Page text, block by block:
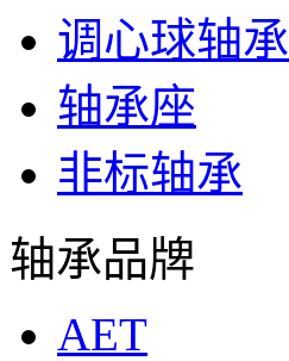
调心球轴承
轴承座
非标轴承
轴承品牌
AET